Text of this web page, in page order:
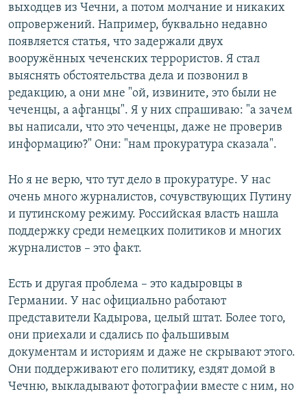
выходцев из Чечни, а потом молчание и никаких
опровержений. Например, буквально недавно
появляется статья, что задержали двух
вооружённых чеченских террористов. Я стал
выяснять обстоятельства дела и позвонил в
редакцию, а они мне "ой, извините, это были не
чеченцы, а афганцы". Я у них спрашиваю: "а зачем
вы написали, что это чеченцы, даже не проверив
информацию?" Они: "нам прокуратура сказала".
Но я не верю, что тут дело в прокуратуре. У нас
очень много журналистов, сочувствующих Путину
и путинскому режиму. Российская власть нашла
поддержку среди немецких политиков и многих
журналистов – это факт.
Есть и другая проблема – это кадыровцы в
Германии. У нас официально работают
представители Кадырова, целый штат. Более того,
они приехали и сдались по фальшивым
документам и историям и даже не скрывают этого.
Они поддерживают его политику, ездят домой в
Чечню, выкладывают фотографии вместе с ним, но